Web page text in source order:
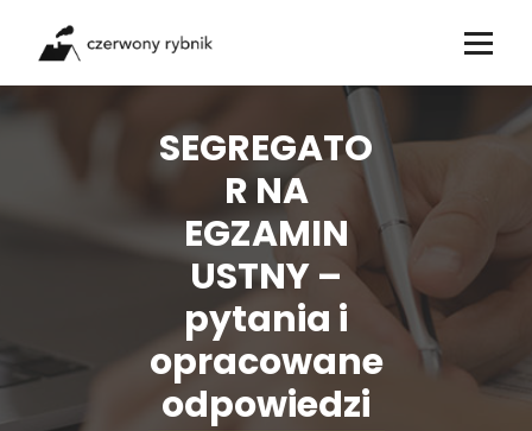
content
SEGREGATO
R NA
EGZAMIN
USTNY –
pytania i
opracowane
odpowiedzi